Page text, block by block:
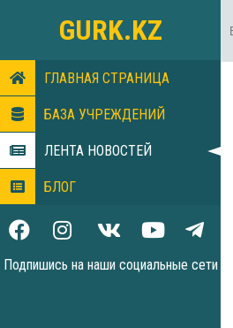
GURK.KZ
ГЛАВНАЯ СТРАНИЦА
БАЗА УЧРЕЖДЕНИЙ
ЛЕНТА НОВОСТЕЙ
БЛОГ
Подпишись на наши социальные сети